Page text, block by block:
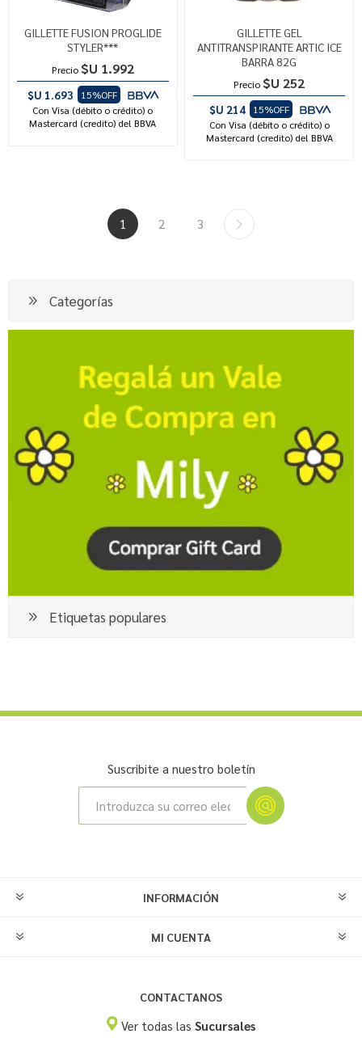
GILLETTE FUSION PROGLIDE
STYLER***
Precio $U 1.992
$U 1.693
15%OFF
Con Visa (débito o crédito) o
Mastercard (credito) del BBVA
GILLETTE GEL
ANTITRANSPIRANTE ARTIC ICE
BARRA 82G
Precio $U 252
$U 214
15%OFF
Con Visa (débito o crédito) o
Mastercard (credito) del BBVA
1 2 3
Categorías
Etiquetas populares
Suscribite a nuestro boletín
INFORMACIÓN
MI CUENTA
CONTACTANOS
Ver todas lasSucursales